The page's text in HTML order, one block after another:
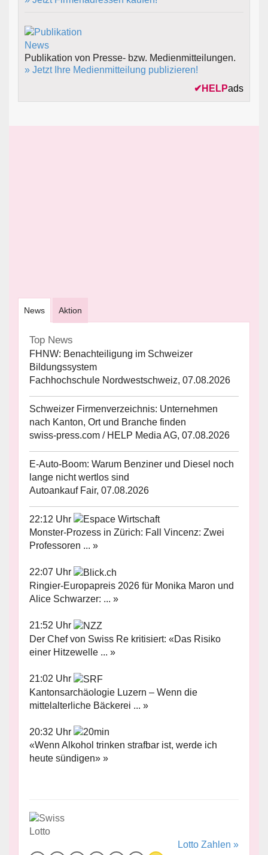
Publikation von Presse- bzw. Medienmitteilungen.
» Jetzt Ihre Medienmitteilung publizieren!
✔ HELPads
News Aktion
Top News
FHNW: Benachteiligung im Schweizer
Bildungssystem
Fachhochschule Nordwestschweiz, 07.08.2026
Schweizer Firmenverzeichnis: Unternehmen
nach Kanton, Ort und Branche finden
swiss-press.com / HELP Media AG, 07.08.2026
E-Auto-Boom: Warum Benziner und Diesel noch
lange nicht wertlos sind
Autoankauf Fair, 07.08.2026
22:12 Uhr
Monster-Prozess in Zürich: Fall Vincenz: Zwei
Professoren ... »
22:07 Uhr
Ringier-Europapreis 2026 für Monika Maron und
Alice Schwarzer: ... »
21:52 Uhr
Der Chef von Swiss Re kritisiert: «Das Risiko
einer Hitzewelle ... »
21:02 Uhr
Kantonsarchäologie Luzern – Wenn die
mittelalterliche Bäckerei ... »
20:32 Uhr
«Wenn Alkohol trinken strafbar ist, werde ich
heute sündigen» »
Lotto Zahlen »